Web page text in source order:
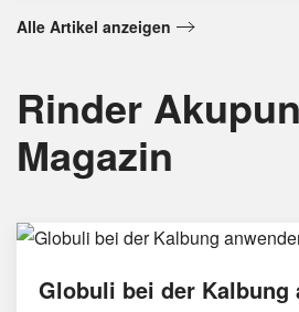
Alle Artikel anzeigen
Rinder
Magazin
Globuli bei der Kalbung